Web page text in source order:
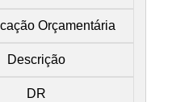
Orçamentária
Descrição
DR